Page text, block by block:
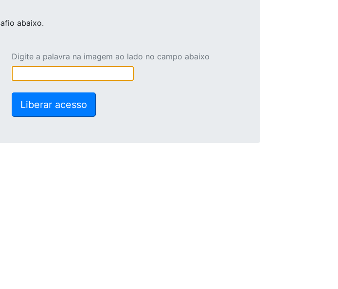
abaixo.
Digite a palavra na imagem ao lado no campo abaixo